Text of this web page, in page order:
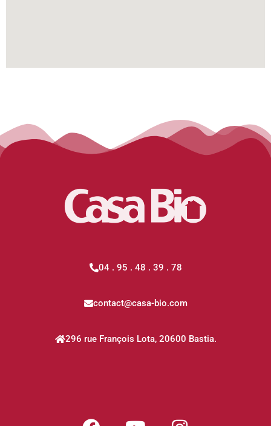
04 . 95 . 48 . 39 . 78
contact@casa-bio.com
296 rue François Lota, 20600 Bastia.